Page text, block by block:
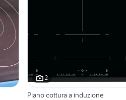
2
Piano cottura a induzione